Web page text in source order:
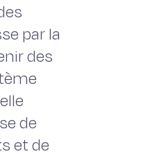
par la
des
de
et de